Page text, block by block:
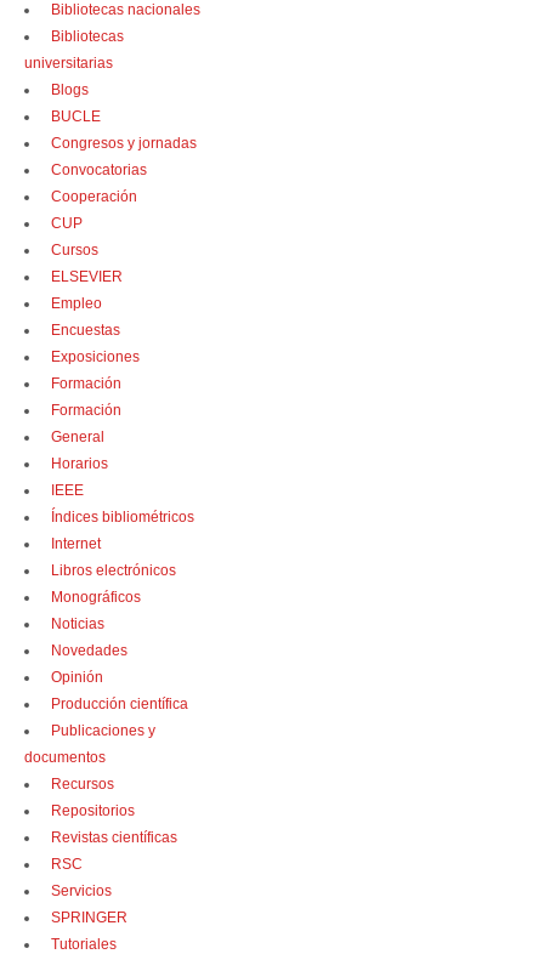
Bibliotecas nacionales
Bibliotecas
universitarias
Blogs
BUCLE
Congresos y jornadas
Convocatorias
Cooperación
CUP
Cursos
ELSEVIER
Empleo
Encuestas
Exposiciones
Formación
Formación
General
Horarios
IEEE
Índices bibliométricos
Internet
Libros electrónicos
Monográficos
Noticias
Novedades
Opinión
Producción científica
Publicaciones y
documentos
Recursos
Repositorios
Revistas científicas
RSC
Servicios
SPRINGER
Tutoriales